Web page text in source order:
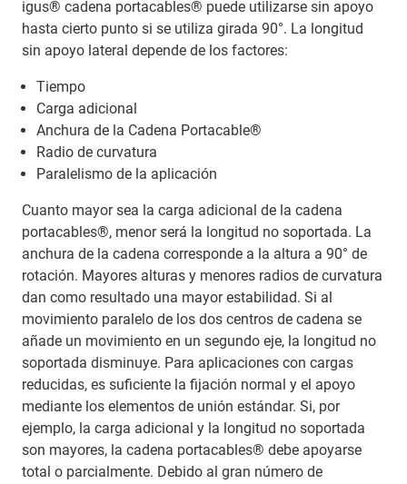
igus® cadena portacables® puede utilizarse sin apoyo
hasta cierto punto si se utiliza girada 90°. La longitud
sin apoyo lateral depende de los factores:
Tiempo
Carga adicional
Anchura de la Cadena Portacable®
Radio de curvatura
Paralelismo de la aplicación
Cuanto mayor sea la carga adicional de la cadena
portacables®, menor será la longitud no soportada. La
anchura de la cadena corresponde a la altura a 90° de
rotación. Mayores alturas y menores radios de curvatura
dan como resultado una mayor estabilidad. Si al
movimiento paralelo de los dos centros de cadena se
añade un movimiento en un segundo eje, la longitud no
soportada disminuye. Para aplicaciones con cargas
reducidas, es suficiente la fijación normal y el apoyo
mediante los elementos de unión estándar. Si, por
ejemplo, la carga adicional y la longitud no soportada
son mayores, la cadena portacables® debe apoyarse
total o parcialmente. Debido al gran número de